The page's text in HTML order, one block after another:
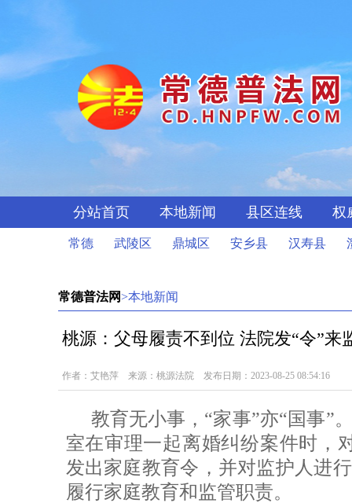
分站首页 本地新闻 县区连线 权
常德 武陵区 鼎城区 安乡县 汉寿县
常德普法网>本地新闻
桃源：父母履责不到位 法院发“令”来
作者：艾艳萍 来源：桃源法院 发布日期：2023-08-25 08:54:16
教育无小事，“家事”亦“国事”
室在审理一起离婚纠纷案件时，
发出家庭教育令，并对监护人进
履行家庭教育和监管职责。